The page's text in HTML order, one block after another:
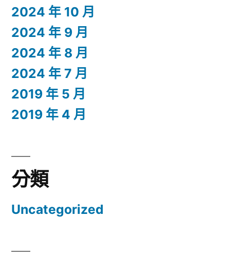
2024 年 10 月
2024 年 9 月
2024 年 8 月
2024 年 7 月
2019 年 5 月
2019 年 4 月
分類
Uncategorized